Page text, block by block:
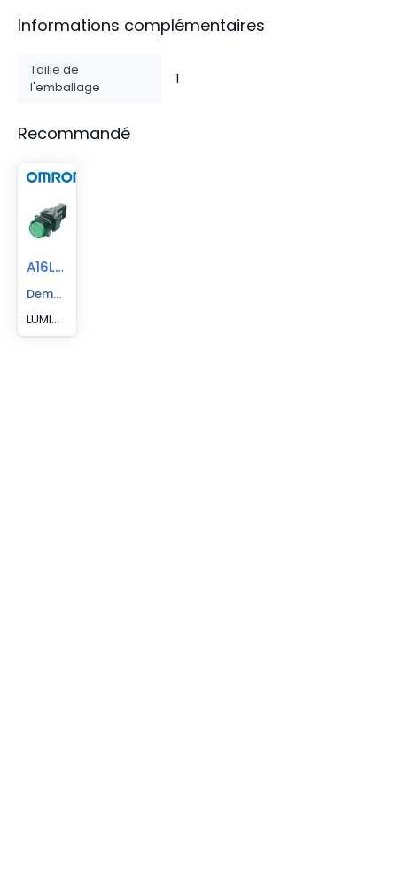
Informations complémentaires
Taille de
l'emballage
1
Recommandé
A16LJGM241
Demander un devis
LUMINEUX,CARRÉ,VERT,IP40,S